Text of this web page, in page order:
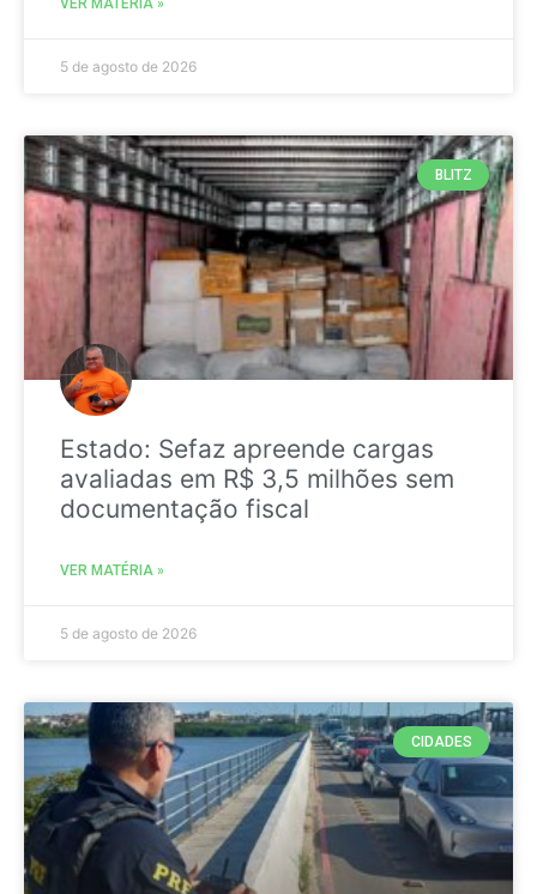
5 de agosto de 2026
BLITZ
Estado: Sefaz apreende cargas
avaliadas em R$ 3,5 milhões sem
documentação fiscal
VER MATÉRIA »
5 de agosto de 2026
CIDADES